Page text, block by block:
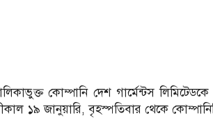
কোম্পানি দেশ গার্মেন্টস লিমিটেডকে
১৯ জানুয়ারি, বৃহস্পতিবার থেকে